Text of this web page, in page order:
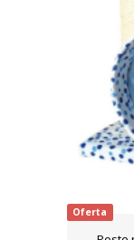
Oferta